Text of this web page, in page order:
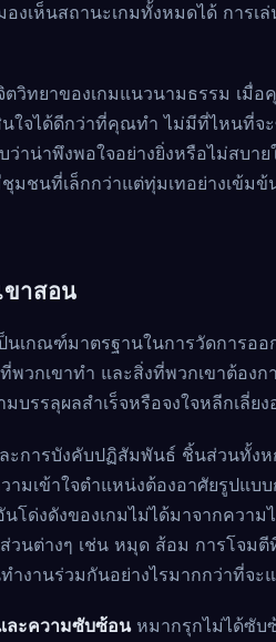
งเห็นสถานะเกมทั้งหมดได้ การเ
วิทยาของเกมแนวนามธรรม เมื่
ใจได้ดีกว่าที่คุณทำ ไม่มีที่ไหนที่จ
าน่าพึงพอใจอย่างยิ่งหรือไม่สบาย
มชนที่เล็กกว่าแต่ทุ่มเทอย่างเข้ม
ขาสอน
นเกณฑ์มาตรฐานในการวัดการอ
วกเขาทำ และสิ่งที่พวกเขาต้องก
รรลุผลสำเร็จหรือจงใจหลีกเลี่ยง
การบังคับปฏิสัมพันธ์ ชิ้นส่วนทั้งห
มเข้าใจตำแหน่งต้องอาศัยรูปแบ
ด่งดังของเกมไม่ได้มาจากความไ
นต่างๆ เช่น หมุด ส้อม การโจม
งานร่วมกันอย่างไรมากกว่าที่จะ
ละความซับซ้อนหมากรุกไม่ได้ซับ